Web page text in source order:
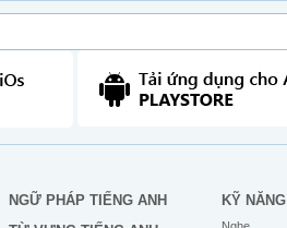
NGỮ PHÁP TIẾNG ANH
KỸ NĂNG